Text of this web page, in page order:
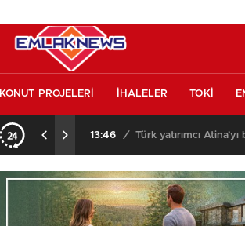
KONUT PROJELERİ İHALELER TOKİ
13:46 / Türk yatırımcı